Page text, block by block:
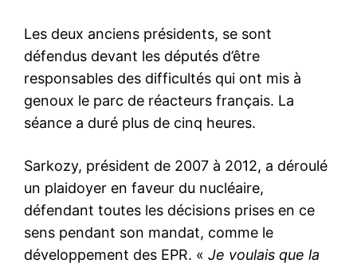
Les deux anciens présidents, se sont
défendus devant les députés d’être
responsables des difficultés qui ont mis à
genoux le parc de réacteurs français. La
séance a duré plus de cinq heures.
Sarkozy, président de 2007 à 2012, a déroulé
un plaidoyer en faveur du nucléaire,
défendant toutes les décisions prises en ce
sens pendant son mandat, comme le
développement des EPR. « Je voulais que la